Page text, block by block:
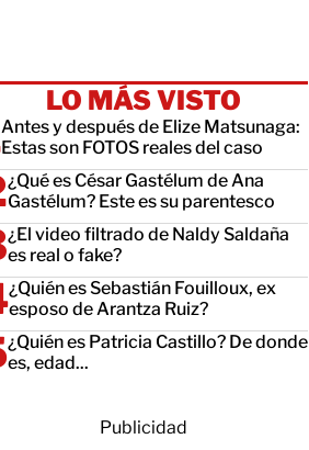
LO MÁS VISTO
Antes y después de Elize Matsunaga:
Estas son FOTOS reales del caso
¿Qué es César Gastélum de Ana
Gastélum? Este es su parentesco
¿El video filtrado de Naldy Saldaña
es real o fake?
¿Quién es Sebastián Fouilloux, ex
esposo de Arantza Ruiz?
¿Quién es Patricia Castillo? De donde
es, edad...
Publicidad